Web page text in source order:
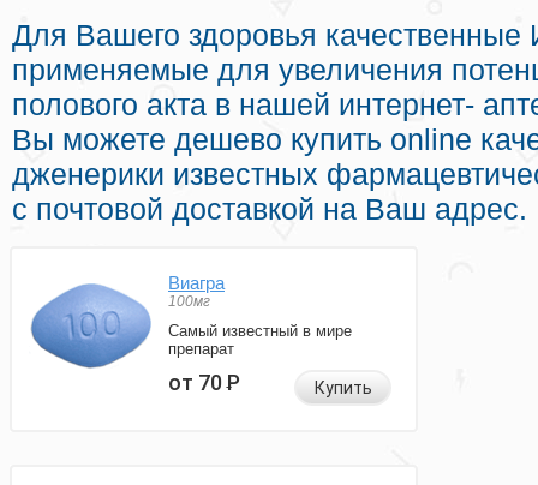
Для Вашего здоровья качественные
применяемые для увеличения
полового акта в нашей интернет-
Вы можете дешево купить online
дженерики известных
с почтовой доставкой на Ваш адрес.
Виагра
100мг
Самый известный в мире
препарат
от 70Р Купить